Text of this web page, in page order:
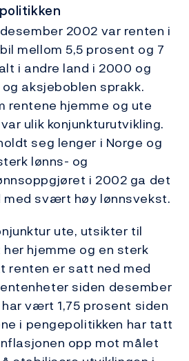
2002 var renten i
mellom 5,5 prosent og 7
i andre land i 2000 og
aksjeboblen sprakk.
rentene hjemme og ute
ulik konjunkturutvikling.
seg lenger i Norge og
lønns- og
i 2002 ga det
svært høy lønnsvekst.
ute, utsikter til
hjemme og en sterk
renten er satt ned med
siden desember
vært 1,75 prosent siden
i pengepolitikken har tatt
opp mot målet